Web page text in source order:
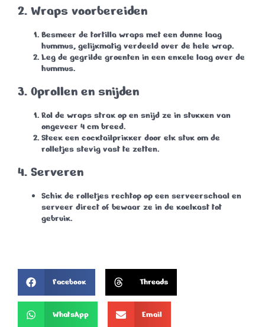
2. Wraps voorbereiden
Besmeer de tortilla wraps met een dunne laag
hummus, gelijkmatig verdeeld over de hele wrap.
Leg de gegrilde groenten in een enkele laag over de
hummus.
3. Oprollen en snijden
Rol de wraps strak op en snijd ze in stukken van
ongeveer 4 cm breed.
Steek een cocktailprikker door elk stuk om de
rolletjes stevig vast te zetten.
4. Serveren
Schik de rolletjes rechtop op een serveerschaal en
serveer direct of bewaar ze in de koelkast tot
gebruik.
Facebook Threads
WhatsApp Email